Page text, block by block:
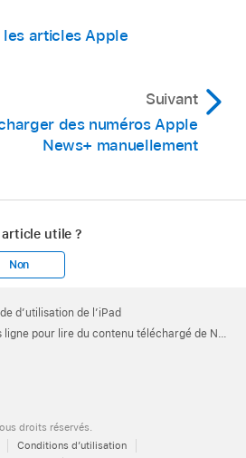
articles Apple
Suivant
des numéros Apple
News+ manuellement
utile ?
Non
d’utilisation de l’iPad
pour lire du contenu téléchargé de News sur l’iPad
droits réservés.
Conditions d’utilisation